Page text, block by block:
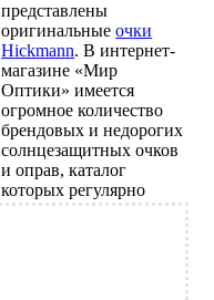
представлены
оригинальныеочки
Hickmann. В интернет-
магазине «Мир
Оптики» имеется
огромное количество
брендовых и недорогих
солнцезащитных очков
и оправ, каталог
которых регулярно